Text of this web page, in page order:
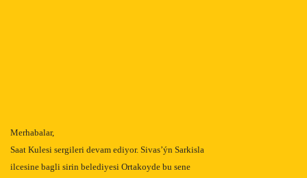
Merhabalar,
Saat Kulesi sergileri devam ediyor. Sivas’ýn Sarkisla
ilcesine bagli sirin belediyesi Ortakoyde bu sene